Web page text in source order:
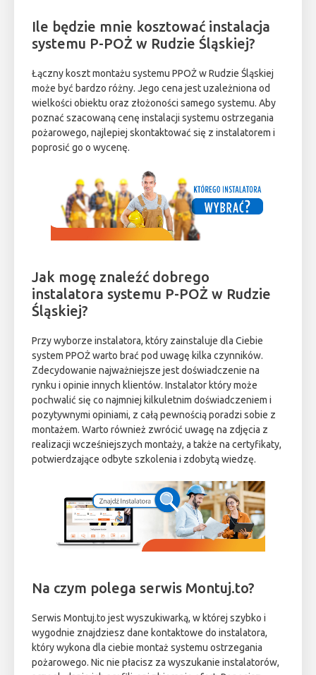
Ile będzie mnie kosztować instalacja
systemu P-POŻ w Rudzie Śląskiej?
Łączny koszt montażu systemu PPOŻ w Rudzie Śląskiej
może być bardzo różny. Jego cena jest uzależniona od
wielkości obiektu oraz złożoności samego systemu. Aby
poznać szacowaną cenę instalacji systemu ostrzegania
pożarowego, najlepiej skontaktować się z instalatorem i
poprosić go o wycenę.
Jak mogę znaleźć dobrego
instalatora systemu P-POŻ w Rudzie
Śląskiej?
Przy wyborze instalatora, który zainstaluje dla Ciebie
system PPOŻ warto brać pod uwagę kilka czynników.
Zdecydowanie najważniejsze jest doświadczenie na
rynku i opinie innych klientów. Instalator który może
pochwalić się co najmniej kilkuletnim doświadczeniem i
pozytywnymi opiniami, z całą pewnością poradzi sobie z
montażem. Warto również zwrócić uwagę na zdjęcia z
realizacji wcześniejszych montaży, a także na certyfikaty,
potwierdzające odbyte szkolenia i zdobytą wiedzę.
Na czym polega serwis Montuj.to?
Serwis Montuj.to jest wyszukiwarką, w której szybko i
wygodnie znajdziesz dane kontaktowe do instalatora,
który wykona dla ciebie montaż systemu ostrzegania
pożarowego. Nic nie płacisz za wyszukanie instalatorów,